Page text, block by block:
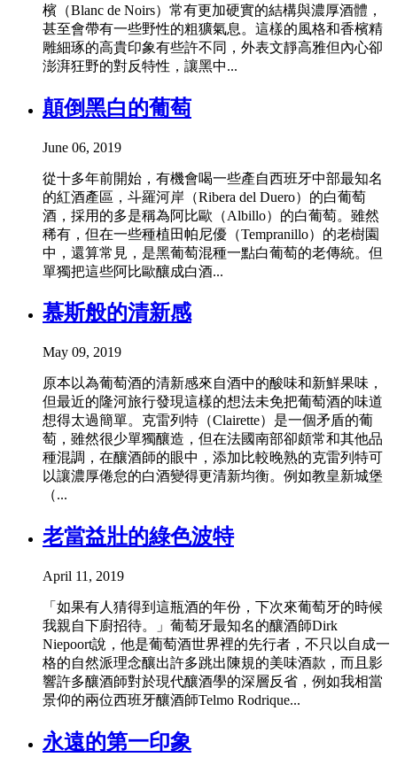
檳（Blanc de Noirs）常有更加硬實的結構與濃厚酒體，
甚至會帶有一些野性的粗獷氣息。這樣的風格和香檳精
雕細琢的高貴印象有些許不同，外表文靜高雅但內心卻
澎湃狂野的對反特性，讓黑中...
顛倒黑白的葡萄
June 06, 2019
從十多年前開始，有機會喝一些產自西班牙中部最知名
的紅酒產區，斗羅河岸（Ribera del Duero）的白葡萄
酒，採用的多是稱為阿比歐（Albillo）的白葡萄。雖然
稀有，但在一些種植田帕尼優（Tempranillo）的老樹園
中，還算常見，是黑葡萄混種一點白葡萄的老傳統。但
單獨把這些阿比歐釀成白酒...
慕斯般的清新感
May 09, 2019
原本以為葡萄酒的清新感來自酒中的酸味和新鮮果味，
但最近的隆河旅行發現這樣的想法未免把葡萄酒的味道
想得太過簡單。克雷列特（Clairette）是一個矛盾的葡
萄，雖然很少單獨釀造，但在法國南部卻頗常和其他品
種混調，在釀酒師的眼中，添加比較晚熟的克雷列特可
以讓濃厚倦怠的白酒變得更清新均衡。例如教皇新城堡
（...
老當益壯的綠色波特
April 11, 2019
「如果有人猜得到這瓶酒的年份，下次來葡萄牙的時候
我親自下廚招待。」葡萄牙最知名的釀酒師Dirk
Niepoort說，他是葡萄酒世界裡的先行者，不只以自成一
格的自然派理念釀出許多跳出陳規的美味酒款，而且影
響許多釀酒師對於現代釀酒學的深層反省，例如我相當
景仰的兩位西班牙釀酒師Telmo Rodrique...
永遠的第一印象